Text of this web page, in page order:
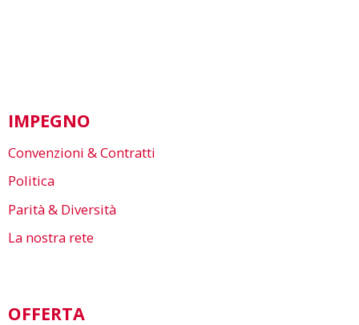
IMPEGNO
Convenzioni & Contratti
Politica
Parità & Diversità
La nostra rete
OFFERTA